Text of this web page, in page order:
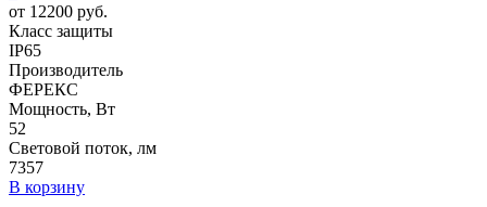
от 12200 руб.
Класс защиты
IP65
Производитель
ФЕРЕКС
Мощность, Вт
52
Световой поток, лм
7357
В корзину